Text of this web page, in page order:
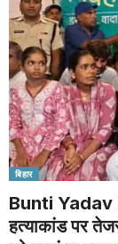
बिहार
Bunti Yadav
हत्याकांड पर